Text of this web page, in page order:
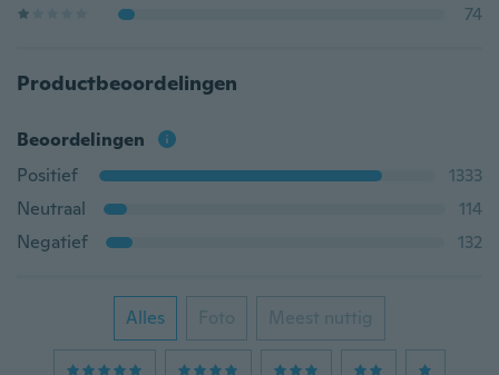
74
Productbeoordelingen
Beoordelingen
Positief
1333
Neutraal
114
Negatief
132
Alles Foto Meest nuttig